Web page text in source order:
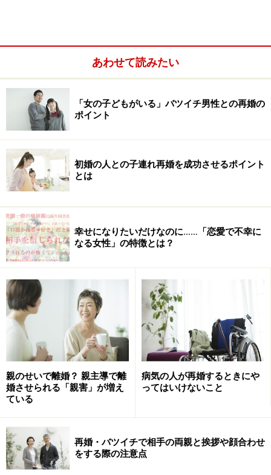
バツイチがモテる理由4. 異性の扱いが上手い
バツイチがモテる理由5. 結婚生活への覚悟がある
バツイチの人を好きになったときの注意点
て、精神的にたくましい
離婚は結婚よりも大変、まさに修羅場と言われますが、
そのくらい辛い経験といってもいいでしょう。精神的に
いたかもしれません。もう恋愛や結婚は無理だと考えて
いたころもあったでしょう。そんな辛い経験をして、今
は立ち直り、一歩踏み出したのが「バツイチでモテてい
る」彼や彼女です。つらい経験を乗り越え、心がタフに
なっているのがバツイチなのです。
し、前向きに改善している
離婚をする理由は様々ですが、結婚生活に終止符を打っ
たということには変わりありません。そのため、それま
あわせて読みたい
「女の子どもがいる」バツイチ男性との再婚の
ポイント
初婚の人との子連れ再婚を成功させるポイント
とは
幸せになりたいだけなのに……「恋愛で不幸に
なる女性」の特徴とは？
親のせいで離婚？ 親主導で離
婚させられる「親害」が増え
ている
病気の人が再婚するときにや
ってはいけないこと
再婚・バツイチで相手の両親と挨拶や顔合わせ
をする際の注意点